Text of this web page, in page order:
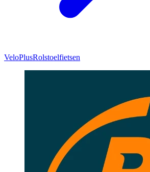
VeloPlusRolstoelfietsen